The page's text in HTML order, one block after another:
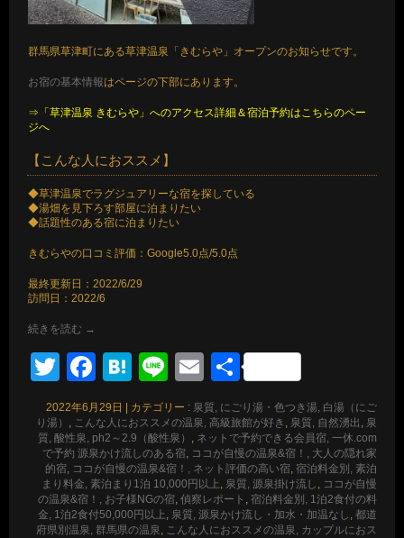
群馬県草津町にある草津温泉「きむらや」オープンのお知らせです。
お宿の基本情報はページの下部にあります。
⇒「草津温泉 きむらや」へのアクセス詳細＆宿泊予約はこちらのペー
ジへ
【こんな人におススメ】
◆草津温泉でラグジュアリーな宿を探している
◆湯畑を見下ろす部屋に泊まりたい
◆話題性のある宿に泊まりたい
きむらやの口コミ評価：Google5.0点/5.0点
最終更新日：2022/6/29
訪問日：2022/6
続きを読む →
TwitterFacebook
Hatena
LineEmail
共
有
2022年6月29日 カテゴリー : 泉質, にごり湯・色つき湯, 白湯（にご
り湯） , こんな人におススメの温泉, 高級旅館が好き , 泉質, 自然湧出 , 泉
質, 酸性泉, ph2～2.9（酸性泉） , ネットで予約できる会員宿, 一休.com
で予約 源泉かけ流しのある宿, ココが自慢の温泉&宿！, 大人の隠れ家
的宿, ココが自慢の温泉&宿！, ネット評価の高い宿, 宿泊料金別, 素泊
まり料金, 素泊まり1泊 10,000円以上, 泉質, 源泉掛け流し , ココが自慢
の温泉&宿！, お子様NGの宿, 偵察レポート , 宿泊料金別, 1泊2食付の料
金, 1泊2食付50,000円以上, 泉質, 源泉かけ流し・加水・加温なし , 都道
府県別温泉, 群馬県の温泉, こんな人におススメの温泉, カップルにおス